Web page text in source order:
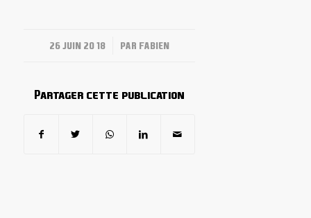
26 JUIN 2018
/ PAR FABIEN
Partager cette publication